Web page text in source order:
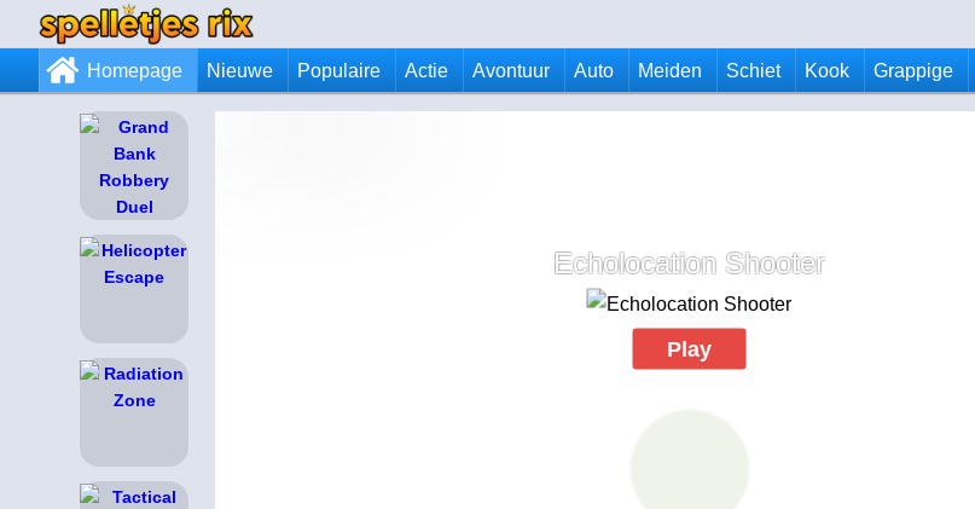
Homepage Nieuwe Populaire Actie Avontuur Auto Meiden Schiet Kook Grappige
Echolocation Shooter
Play